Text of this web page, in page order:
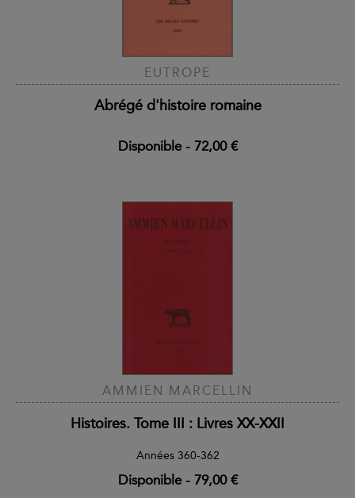
EUTROPE
Abrégé d'histoire romaine
Disponible- 72,00 €
AMMIEN MARCELLIN
Histoires. Tome III : Livres XX-XXII
Années 360-362
Disponible- 79,00 €